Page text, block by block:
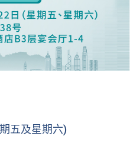
微信号正式开通